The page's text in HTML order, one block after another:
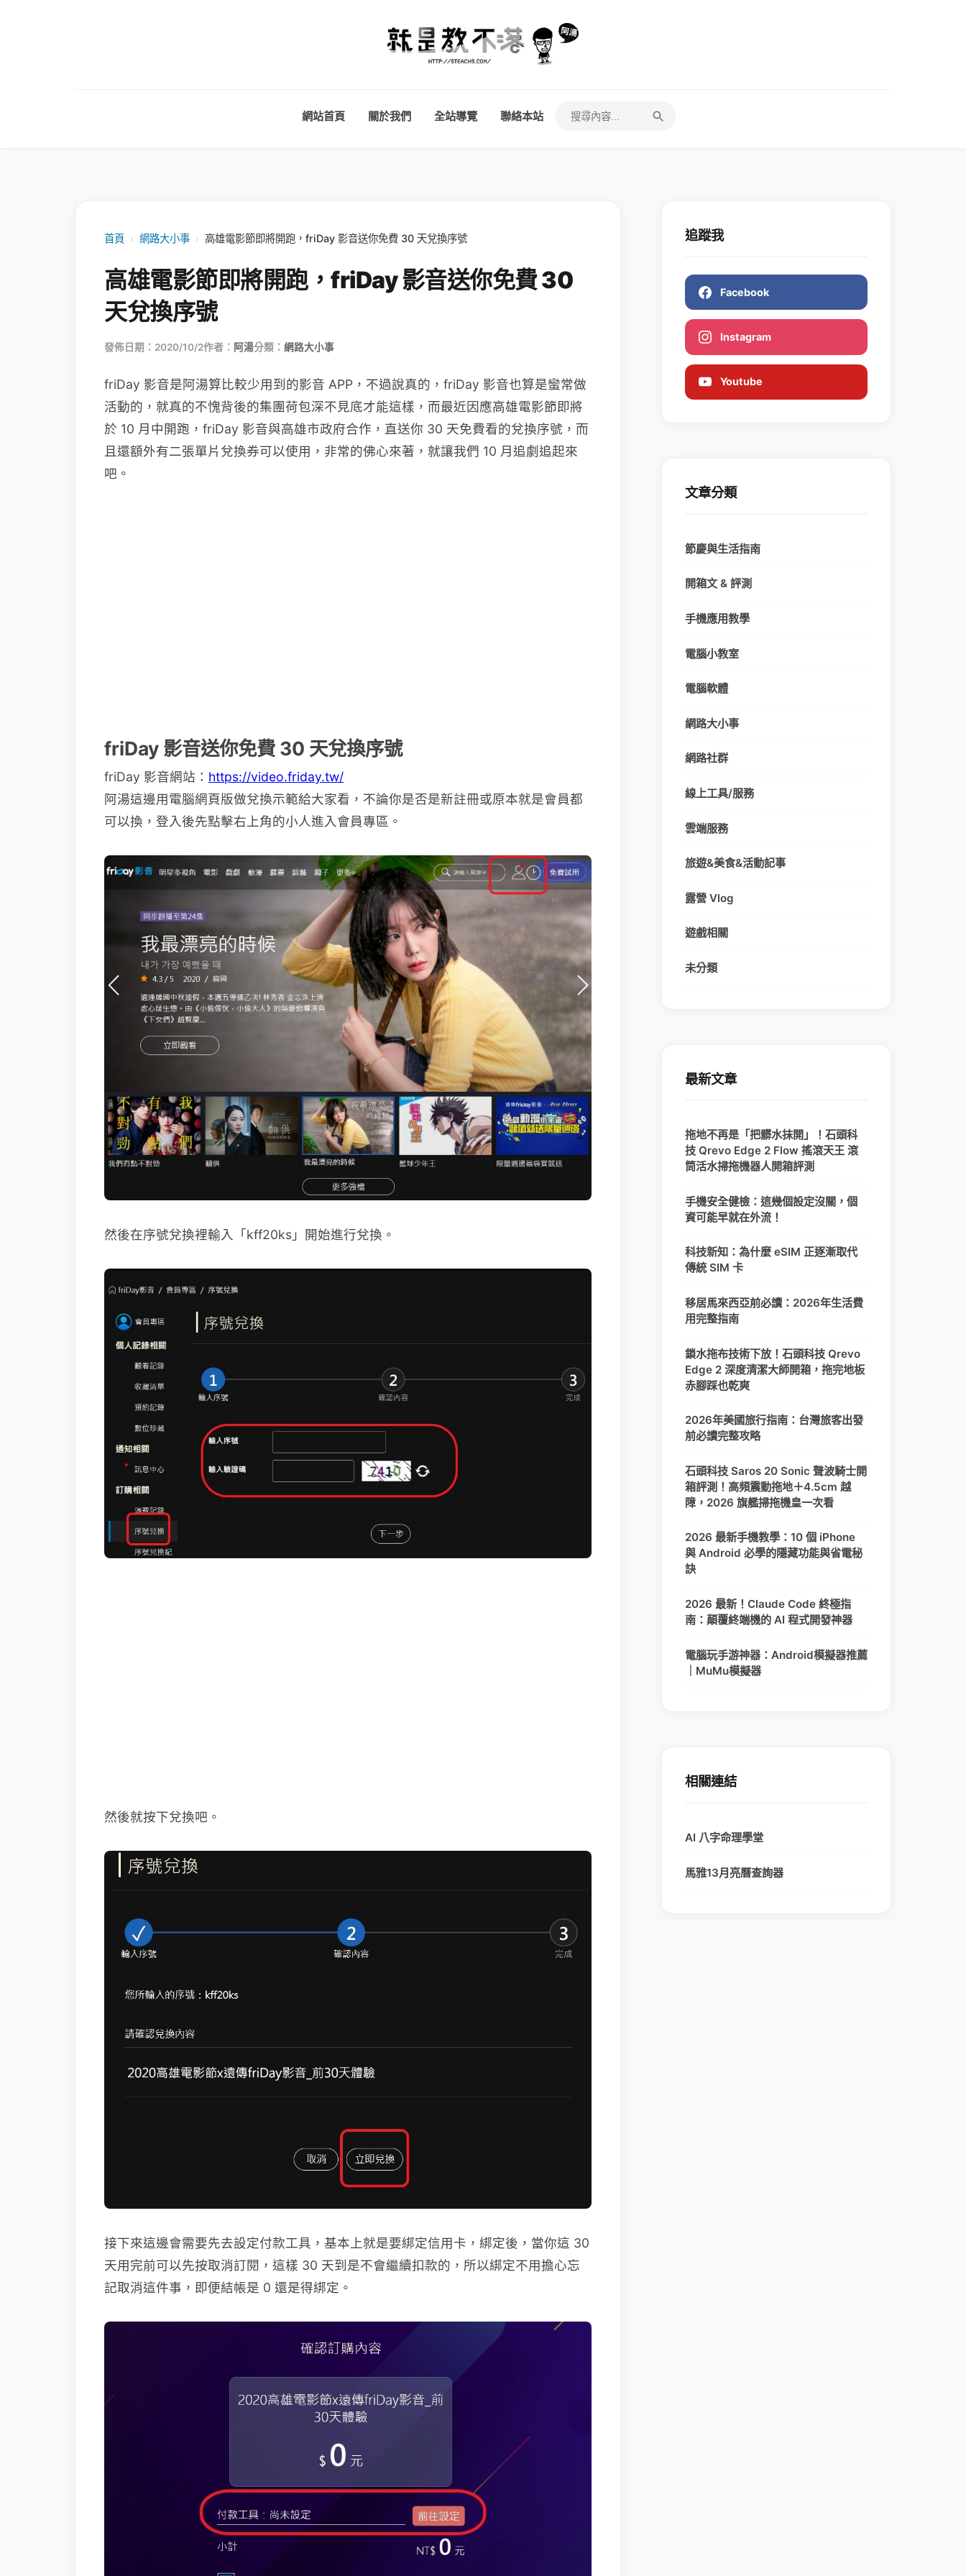
網站首頁 關於我們 全站導覽 聯絡本站
首頁 › 網路大小事 › 高雄電影節即將開跑，friDay 影音送你免費 30 天兌換序號
高雄電影節即將開跑，friDay 影音送你免費 30
天兌換序號
發佈日期：2020/10/2作者： 阿湯分類： 網路大小事
friDay 影音是阿湯算比較少用到的影音 APP，不過說真的，friDay 影音也算是蠻常做
活動的，就真的不愧背後的集團荷包深不見底才能這樣，而最近因應高雄電影節即將
於 10 月中開跑，friDay 影音與高雄市政府合作，直送你 30 天免費看的兌換序號，而
且還額外有二張單片兌換券可以使用，非常的佛心來著，就讓我們 10 月追劇追起來
吧。
friDay 影音送你免費 30 天兌換序號
friDay 影音網站： https://video.friday.tw/
阿湯這邊用電腦網頁版做兌換示範給大家看，不論你是否是新註冊或原本就是會員都
可以換，登入後先點擊右上角的小人進入會員專區。
然後在序號兌換裡輸入「kff20ks」開始進行兌換。
然後就按下兌換吧。
接下來這邊會需要先去設定付款工具，基本上就是要綁定信用卡，綁定後，當你這 30
天用完前可以先按取消訂閱，這樣 30 天到是不會繼續扣款的，所以綁定不用擔心忘
記取消這件事，即便結帳是 0 還是得綁定。
追蹤我
Facebook
Instagram
Youtube
文章分類
節慶與生活指南
開箱文 & 評測
手機應用教學
電腦小教室
電腦軟體
網路大小事
網路社群
線上工具/服務
雲端服務
旅遊&美食&活動記事
露營 Vlog
遊戲相關
未分類
最新文章
拖地不再是「把髒水抹開」！石頭科
技 Qrevo Edge 2 Flow 搖滾天王 滾
筒活水掃拖機器人開箱評測
手機安全健檢：這幾個設定沒關，個
資可能早就在外流！
科技新知：為什麼 eSIM 正逐漸取代
傳統 SIM 卡
移居馬來西亞前必讀：2026年生活費
用完整指南
鎖水拖布技術下放！石頭科技 Qrevo
Edge 2 深度清潔大師開箱，拖完地板
赤腳踩也乾爽
2026年美國旅行指南：台灣旅客出發
前必讀完整攻略
石頭科技 Saros 20 Sonic 聲波騎士開
箱評測！高頻震動拖地＋4.5cm 越
障，2026 旗艦掃拖機皇一次看
2026 最新手機教學：10 個 iPhone
與 Android 必學的隱藏功能與省電秘
訣
2026 最新！Claude Code 終極指
南：顛覆終端機的 AI 程式開發神器
電腦玩手游神器：Android模擬器推薦
｜MuMu模擬器
相關連結
AI 八字命理學堂
馬雅13月亮曆查詢器